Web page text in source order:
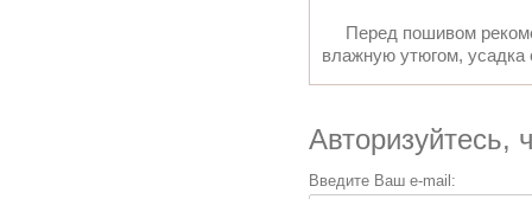
Перед пошивом
влажную утюгом,
Авторизуйтесь,
Введите Ваш e-mail: